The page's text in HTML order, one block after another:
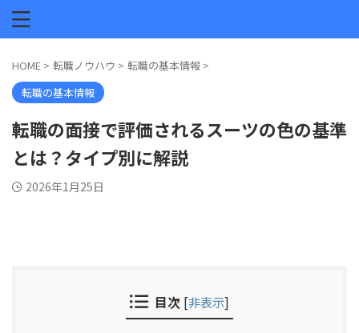
HOME > 転職ノウハウ > 転職の基本情報 >
転職の基本情報
転職の面接で評価されるスーツの色の基準
とは？タイプ別に解説
2026年1月25日
目次 [非表示]